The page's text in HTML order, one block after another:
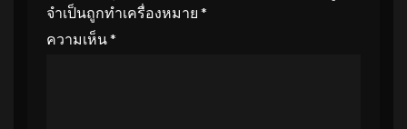
จำเป็นถูกทำเครื่องหมาย *
ความเห็น*